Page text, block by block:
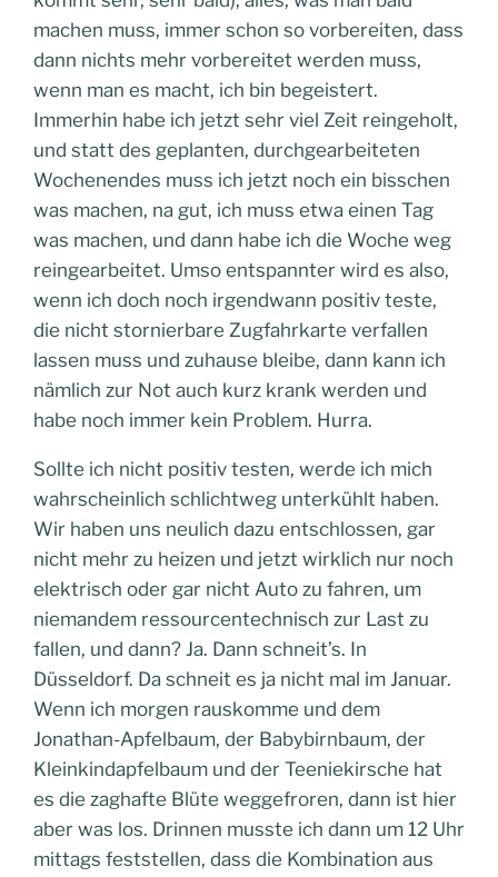
machen muss, immer schon so vorbereiten, dass
dann nichts mehr vorbereitet werden muss,
wenn man es macht, ich bin begeistert.
Immerhin habe ich jetzt sehr viel Zeit reingeholt,
und statt des geplanten, durchgearbeiteten
Wochenendes muss ich jetzt noch ein bisschen
was machen, na gut, ich muss etwa einen Tag
was machen, und dann habe ich die Woche weg
reingearbeitet. Umso entspannter wird es also,
wenn ich doch noch irgendwann positiv teste,
die nicht stornierbare Zugfahrkarte verfallen
lassen muss und zuhause bleibe, dann kann ich
nämlich zur Not auch kurz krank werden und
habe noch immer kein Problem. Hurra.
Sollte ich nicht positiv testen, werde ich mich
wahrscheinlich schlichtweg unterkühlt haben.
Wir haben uns neulich dazu entschlossen, gar
nicht mehr zu heizen und jetzt wirklich nur noch
elektrisch oder gar nicht Auto zu fahren, um
niemandem ressourcentechnisch zur Last zu
fallen, und dann? Ja. Dann schneit’s. In
Düsseldorf. Da schneit es ja nicht mal im Januar.
Wenn ich morgen rauskomme und dem
Jonathan-Apfelbaum, der Babybirnbaum, der
Kleinkindapfelbaum und der Teeniekirsche hat
es die zaghafte Blüte weggefroren, dann ist hier
aber was los. Drinnen musste ich dann um 12 Uhr
mittags feststellen, dass die Kombination aus